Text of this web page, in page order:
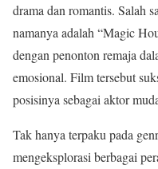
drama dan romantis. Salah
namanya adalah “Magic
dengan penonton remaja
emosional. Film tersebut
posisinya sebagai aktor
Tak hanya terpaku pada
mengeksplorasi berbagai